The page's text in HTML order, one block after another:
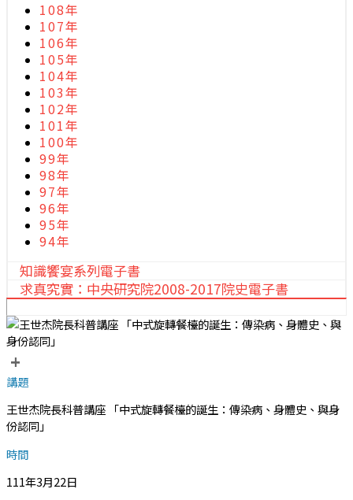
108年
107年
106年
105年
104年
103年
102年
101年
100年
99年
98年
97年
96年
95年
94年
知識饗宴系列電子書
求真究實：中央研究院2008-2017院史電子書
+
講題
王世杰院長科普講座 「中式旋轉餐檯的誕生：傳染病、身體史、與身
份認同」
時間
111年3月22日